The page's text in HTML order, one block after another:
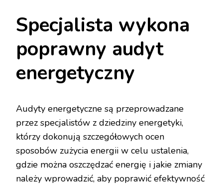
Specjalista wykona
poprawny audyt
energetyczny
Audyty energetyczne są przeprowadzane
przez specjalistów z dziedziny energetyki,
którzy dokonują szczegółowych ocen
sposobów zużycia energii w celu ustalenia,
gdzie można oszczędzać energię i jakie zmiany
należy wprowadzić, aby poprawić efektywność